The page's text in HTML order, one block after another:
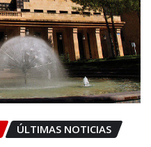
ÚLTIMAS NOTICIAS